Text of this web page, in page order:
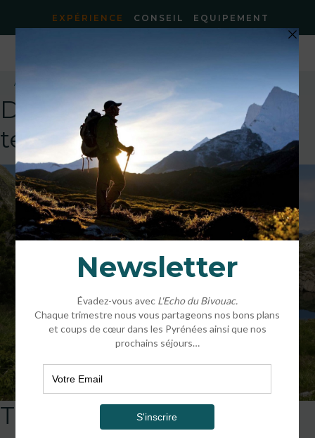
EXPÉRIENCE CONSEIL EQUIPEMENT
Accueil TEST_accueil
DEFAULT
template!!!!!attachment
TEST_accueil